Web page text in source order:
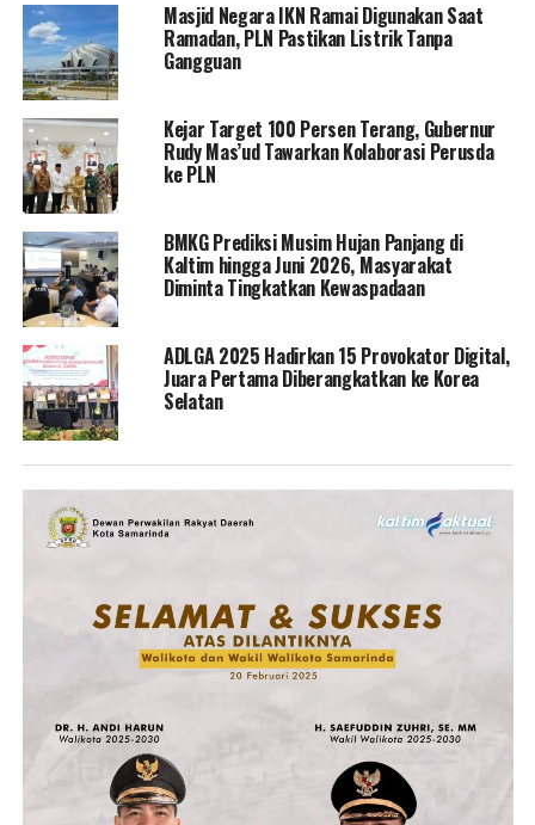
Masjid Negara IKN Ramai Digunakan Saat
Ramadan, PLN Pastikan Listrik Tanpa
Gangguan
Kejar Target 100 Persen Terang, Gubernur
Rudy Mas’ud Tawarkan Kolaborasi Perusda
ke PLN
BMKG Prediksi Musim Hujan Panjang di
Kaltim hingga Juni 2026, Masyarakat
Diminta Tingkatkan Kewaspadaan
ADLGA 2025 Hadirkan 15 Provokator Digital,
Juara Pertama Diberangkatkan ke Korea
Selatan